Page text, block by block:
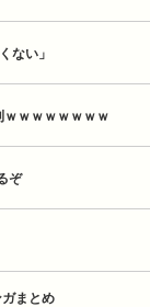
ない」
ｗｗｗｗｗｗｗｗ
ぞ
まとめ